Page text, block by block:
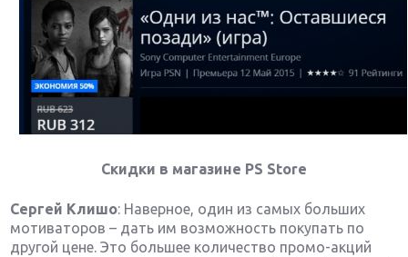
Скидки в магазине PS Store
Сергей Клишо: Наверное, один из самых больших
мотиваторов – дать им возможность покупать по
другой цене. Это большее количество промо-акций